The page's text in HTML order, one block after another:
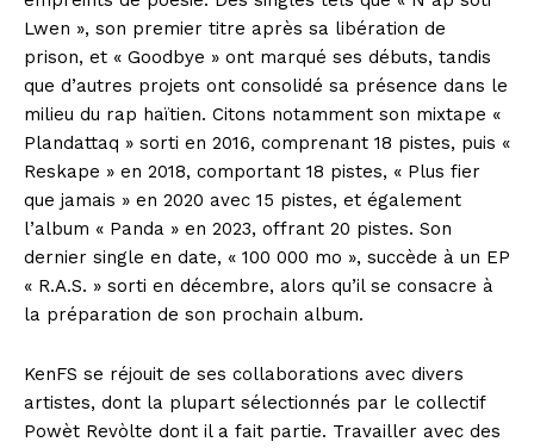
Lwen », son premier titre après sa libération de
prison, et « Goodbye » ont marqué ses débuts, tandis
que d’autres projets ont consolidé sa présence dans le
milieu du rap haïtien. Citons notamment son mixtape «
Plandattaq » sorti en 2016, comprenant 18 pistes, puis «
Reskape » en 2018, comportant 18 pistes, « Plus fier
que jamais » en 2020 avec 15 pistes, et également
l’album « Panda » en 2023, offrant 20 pistes. Son
dernier single en date, « 100 000 mo », succède à un EP
« R.A.S. » sorti en décembre, alors qu’il se consacre à
la préparation de son prochain album.
KenFS se réjouit de ses collaborations avec divers
artistes, dont la plupart sélectionnés par le collectif
Powèt Revòlte dont il a fait partie. Travailler avec des